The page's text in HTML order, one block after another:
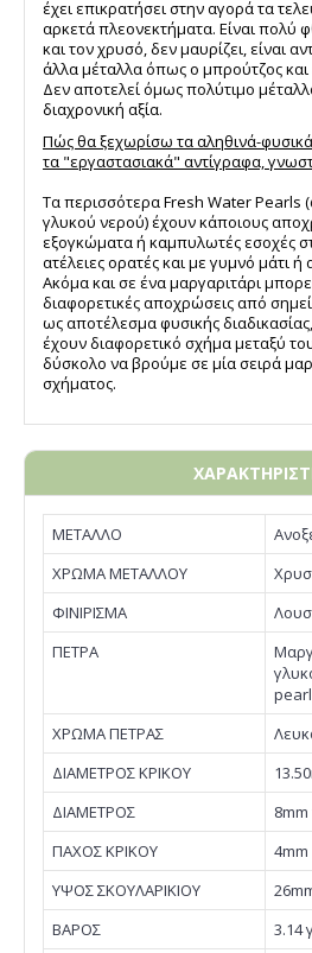
έχει επικρατήσει στην αγορά τα
αρκετά πλεονεκτήματα. Είναι πολύ
και τον χρυσό, δεν μαυρίζει, είναι
άλλα μέταλλα όπως ο μπρούτζος και
Δεν αποτελεί όμως πολύτιμο
διαχρονική αξία.
Πώς θα ξεχωρίσω τα αληθινά-
τα "εργαστασιακά" αντίγραφα,
Τα περισσότερα Fresh Water Pearls
γλυκού νερού) έχουν κάποιους
εξογκώματα ή καμπυλωτές εσοχές
ατέλειες ορατές και με γυμνό μάτι ή
Ακόμα και σε ένα μαργαριτάρι
διαφορετικές αποχρώσεις από
ως αποτέλεσμα φυσικής
έχουν διαφορετικό σχήμα μεταξύ
δύσκολο να βρούμε σε μία σειρά
σχήματος.
ΜΕΤΑΛΛΟ
ΧΡΩΜΑ ΜΕΤΑΛΛΟΥ
ΦΙΝΙΡΙΣΜΑ
ΠΕΤΡΑ
pearl
ΧΡΩΜΑ ΠΕΤΡΑΣ
ΔΙΑΜΕΤΡΟΣ ΚΡΙΚΟΥ
ΔΙΑΜΕΤΡΟΣ
ΠΑΧΟΣ ΚΡΙΚΟΥ
4mm
ΥΨΟΣ ΣΚΟΥΛΑΡΙΚΙΟΥ
ΒΑΡΟΣ
3.14